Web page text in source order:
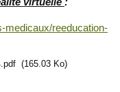
medicaux/reeducation-
(165.03 Ko)